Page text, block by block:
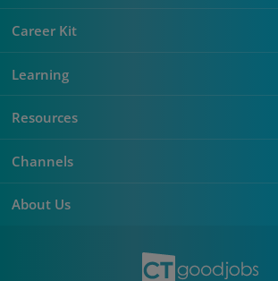
Career Kit
Learning
Resources
Channels
About Us